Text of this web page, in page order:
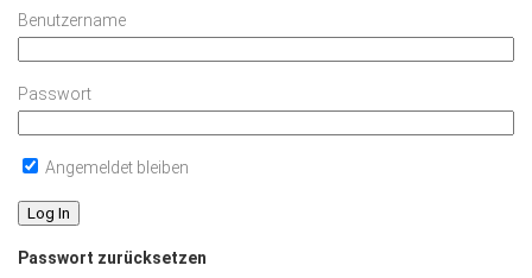
Benutzername
Passwort
Angemeldet bleiben
Passwort zurücksetzen